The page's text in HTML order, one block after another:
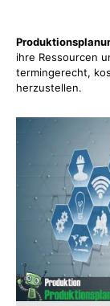
ihre Ressourcen
termingerecht,
herzustellen.